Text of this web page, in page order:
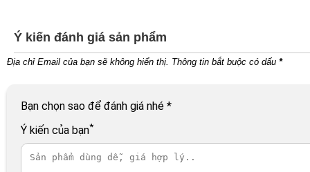
Ý kiến đánh giá sản phẩm
Địa chỉ Email của bạn sẽ không hiển thị. Thông tin bắt buộc có dấu *
Bạn chọn sao để đánh giá nhé *
Ý kiến của bạn*